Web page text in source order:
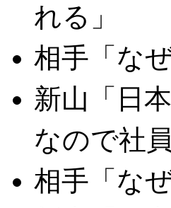
れる」
相手「な
新山「日
なので社
相手「な